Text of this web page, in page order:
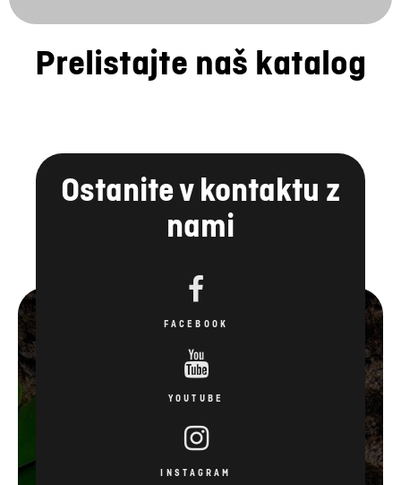
Prelistajte naš katalog
Ostanite v kontaktu z
nami
FACEBOOK
YOUTUBE
INSTAGRAM